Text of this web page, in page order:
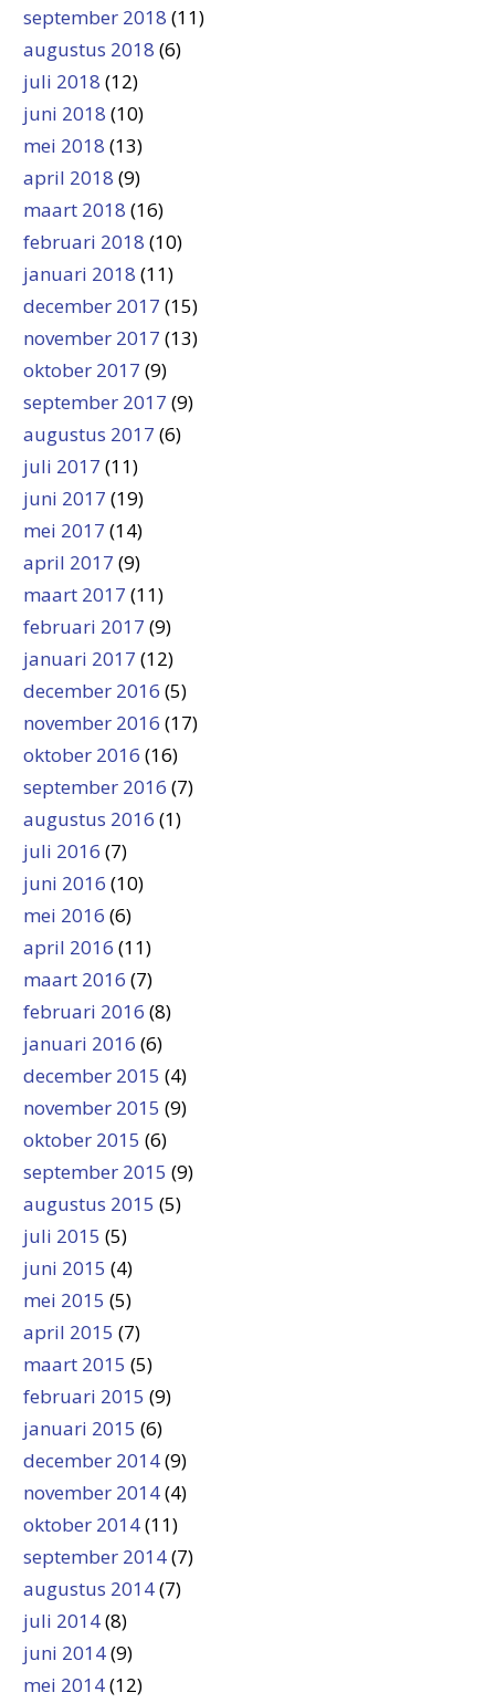
september 2018 (11)
augustus 2018 (6)
juli 2018 (12)
juni 2018 (10)
mei 2018 (13)
april 2018 (9)
maart 2018 (16)
februari 2018 (10)
januari 2018 (11)
december 2017 (15)
november 2017 (13)
oktober 2017 (9)
september 2017 (9)
augustus 2017 (6)
juli 2017 (11)
juni 2017 (19)
mei 2017 (14)
april 2017 (9)
maart 2017 (11)
februari 2017 (9)
januari 2017 (12)
december 2016 (5)
november 2016 (17)
oktober 2016 (16)
september 2016 (7)
augustus 2016 (1)
juli 2016 (7)
juni 2016 (10)
mei 2016 (6)
april 2016 (11)
maart 2016 (7)
februari 2016 (8)
januari 2016 (6)
december 2015 (4)
november 2015 (9)
oktober 2015 (6)
september 2015 (9)
augustus 2015 (5)
juli 2015 (5)
juni 2015 (4)
mei 2015 (5)
april 2015 (7)
maart 2015 (5)
februari 2015 (9)
januari 2015 (6)
december 2014(9)
november 2014(4)
oktober 2014(11)
september 2014(7)
augustus 2014(7)
juli 2014(8)
juni 2014(9)
mei 2014(12)